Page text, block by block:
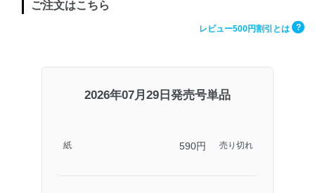
ご注文はこちら
レビュー500円割引とは ?
2026年07月29日発売号単品
紙 590円 売り切れ